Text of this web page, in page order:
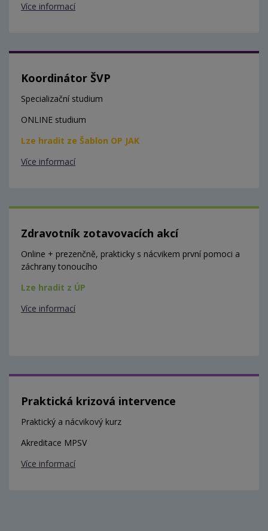
Více informací
Koordinátor ŠVP
Specializační studium
ONLINE studium
Lze hradit ze Šablon OP JAK
Více informací
Zdravotník zotavovacích akcí
Online + prezenčně, prakticky s nácvikem první pomoci a
záchrany tonoucího
Lze hradit z ÚP
Více informací
Praktická krizová intervence
Praktický a nácvikový kurz
Akreditace MPSV
Více informací